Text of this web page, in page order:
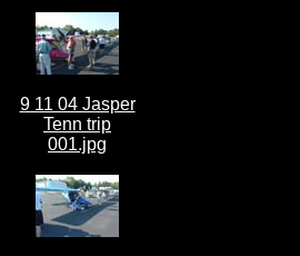
9 11 04 Jasper
Tenn trip
001.jpg